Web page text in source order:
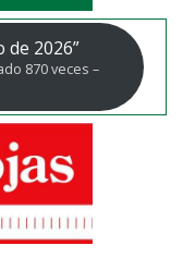
de 2026”
870 veces –